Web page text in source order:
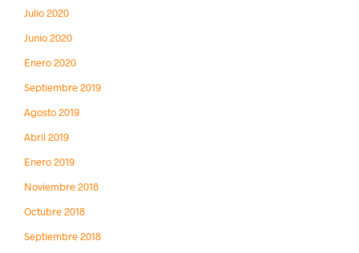
Julio 2020
Junio 2020
Enero 2020
Septiembre 2019
Agosto 2019
Abril 2019
Enero 2019
Noviembre 2018
Octubre 2018
Septiembre 2018